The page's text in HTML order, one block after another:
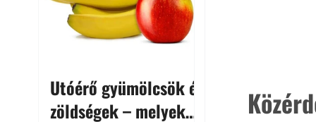
Utóérő gyümölcsök és
zöldségek – melyek